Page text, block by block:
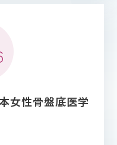
～１３日（日）
ル＆カンファレンス
女性骨盤底医学